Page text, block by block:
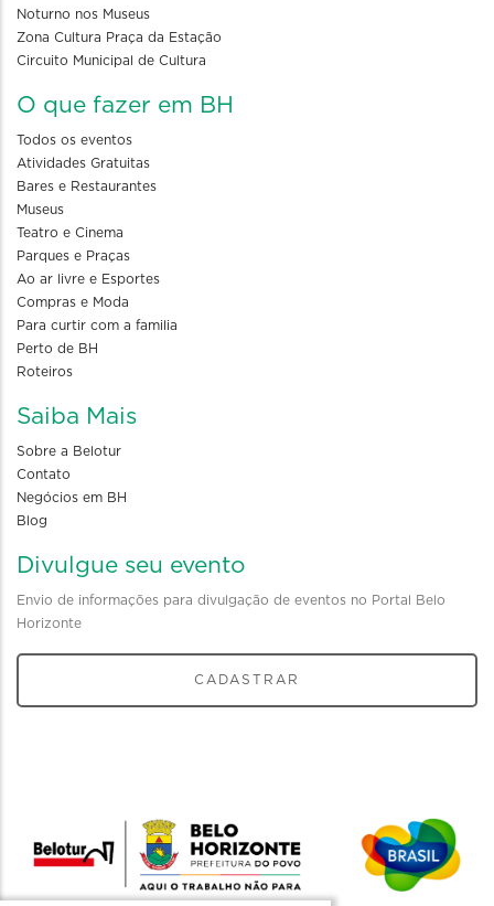
Noturno nos Museus
Zona Cultura Praça da Estação
Circuito Municipal de Cultura
O que fazer em BH
Todos os eventos
Atividades Gratuitas
Bares e Restaurantes
Museus
Teatro e Cinema
Parques e Praças
Ao ar livre e Esportes
Compras e Moda
Para curtir com a familia
Perto de BH
Roteiros
Saiba Mais
Sobre a Belotur
Contato
Negócios em BH
Blog
Divulgue seu evento
Envio de informações para divulgação de eventos no Portal Belo
Horizonte
CADASTRAR